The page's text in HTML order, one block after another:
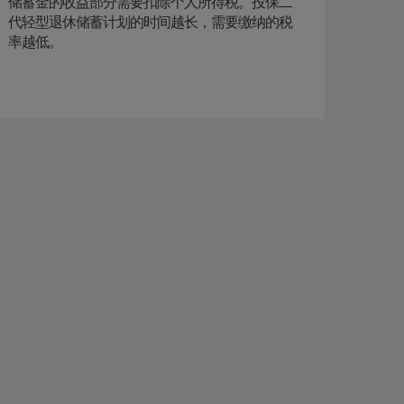
代轻型退休储蓄计划的时间越长，需要缴纳的税
率越低。